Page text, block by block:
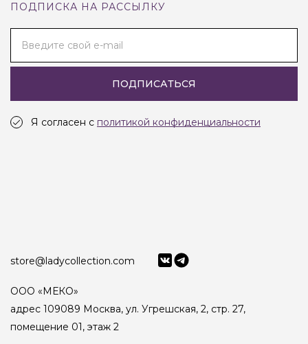
ПОДПИСКА НА РАССЫЛКУ
Введите свой e-mail
ПОДПИСАТЬСЯ
Я согласен с политикой конфиденциальности
store@ladycollection.com
ООО «МЕКО»
адрес 109089 Москва, ул. Угрешская, 2, стр. 27,
помещение 01, этаж 2